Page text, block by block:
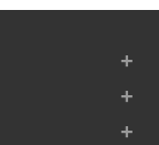
+
+
+